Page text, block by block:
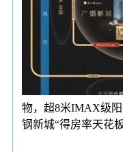
物，超8米IMAX级
钢新城“得房率天花